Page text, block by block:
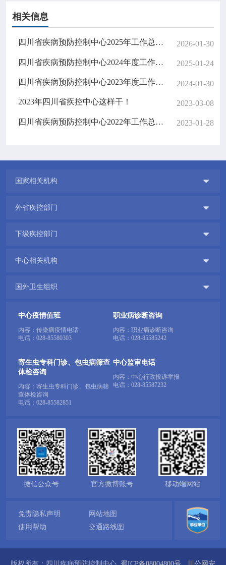
相关信息
四川省疾病预防控制中心2025年工作总结及2026年重点工作计划 2026-01-30
四川省疾病预防控制中心2024年度工作总结和2025年度工作安排 2025-01-24
四川省疾病预防控制中心2023年度工作总结和2024年度工作安排 2024-01-30
2023年四川省疾控中心这样干！ 2023-03-08
四川省疾病预防控制中心2022年工作总结和2023年工作安排 2023-01-28
国家相关机构 
外省疾控部门 
下级疾控部门 
中心相关机构 
国外卫生组织 
中心疫情值班
内容：传染病疫情电话
电话： 028-85580303
职业病诊断咨询
内容：职业病诊断咨询
电话： 028-85585242
寄生虫专科门诊、包虫病筛查
体检咨询
内容：寄生虫专科门诊、包虫病筛
查体检咨询
电话： 028-85582851
中心监审电话
内容：中心行政投诉举报
电话： 028-85587232
微信公众号 官方微博账号 移动端网站
免责隐私声明
网站地图
使用帮助
交通路线图